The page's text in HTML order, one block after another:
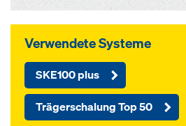
Verwendete Systeme
SKE100 plus
Trägerschalung Top 50